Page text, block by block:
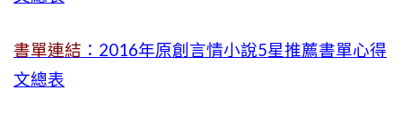
書單連結 ：2016年原創言情小說5星推薦書單心得
文總表